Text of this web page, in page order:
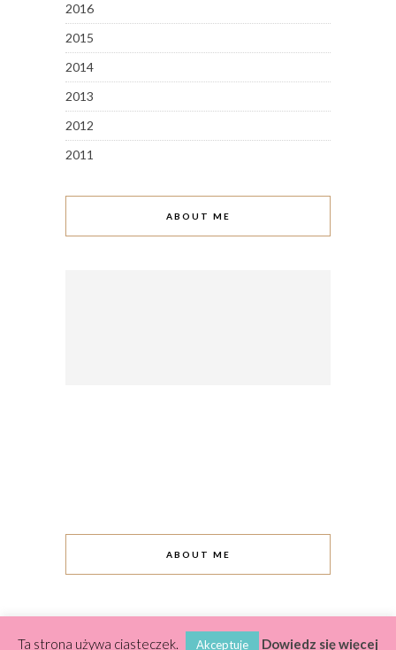
2016
2015
2014
2013
2012
2011
ABOUT ME
ABOUT ME
Ta strona używa ciasteczek. Akceptuje Dowiedz się więcej